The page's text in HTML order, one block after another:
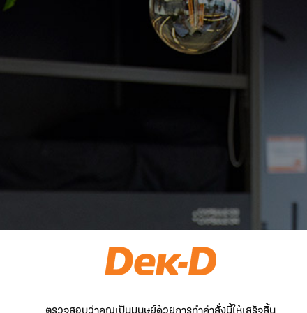
ตรวจสอบว่าคุณเป็นมนุษย์ด้วยการทำคำสั่งนี้ให้เสร็จสิ้น